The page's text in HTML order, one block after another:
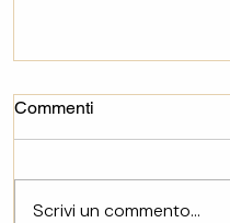
Commenti
Scrivi un commento...